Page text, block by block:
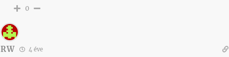
0
RW 4 éve